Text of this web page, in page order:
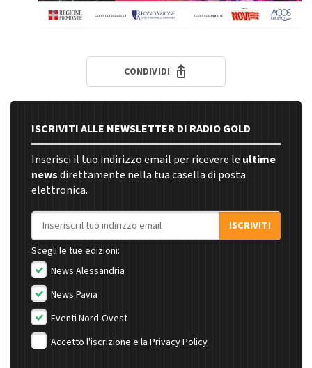
CONDIVIDI
ISCRIVITI ALLE NEWSLETTER DI RADIO GOLD
Inserisci il tuo indirizzo email per ricevere le ultime
newsdirettamente nella tua casella di posta
elettronica.
Indirizzo email
ISCRIVITI
Scegli le tue edizioni:
News Alessandria
News Pavia
Eventi Nord-Ovest
Accetto l'iscrizione e la Privacy Policy